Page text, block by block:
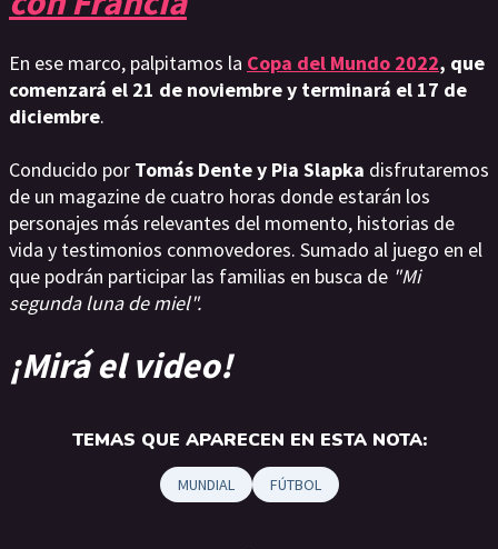
En ese marco, palpitamos la Copa del Mundo 2022, que
comenzará el 21 de noviembre y terminará el 17 de
diciembre.
Conducido por Tomás Dente y Pia Slapka disfrutaremos
de un magazine de cuatro horas donde estarán los
personajes más relevantes del momento, historias de
vida y testimonios conmovedores. Sumado al juego en el
que podrán participar las familias en busca de "Mi
segunda luna de miel".
¡Mirá el video!
TEMAS QUE APARECEN EN ESTA NOTA:
MUNDIAL FÚTBOL